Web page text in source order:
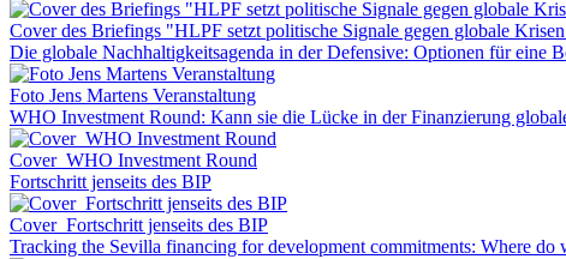
Cover des Briefings "HLPF setzt politische Signale gegen globale
Die globale Nachhaltigkeitsagenda in der Defensive: Optionen für eine
Foto Jens Martens Veranstaltung
WHO Investment Round: Kann sie die Lücke in der Finanzierung
Cover_WHO Investment Round
Fortschritt jenseits des BIP
Cover_Fortschritt jenseits des BIP
Tracking the Sevilla financing for development commitments: Where do